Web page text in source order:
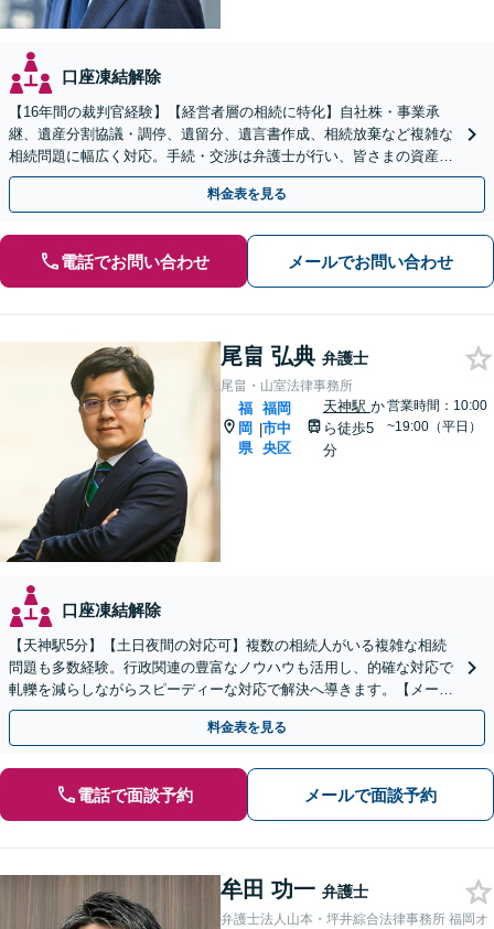
口座凍結解除
【16年間の裁判官経験】【経営者層の相続に特化】自社株・事業承
継、遺産分割協議・調停、遺留分、遺言書作成、相続放棄など複雑な
相続問題に幅広く対応。手続・交渉は弁護士が行い、皆さまの資産と
会社、ご家族の安心を守ります。
料金表を見る
電話でお問い合わせ メールでお問い合わせ
尾畠 弘典 弁護士
尾畠・山室法律事務所
福
岡
県
|
福岡
市中
央区
天神駅 か
ら徒歩5
分
営業時間：10:00
~19:00（平日）
口座凍結解除
【天神駅5分】【土日夜間の対応可】複数の相続人がいる複雑な相続
問題も多数経験。行政関連の豊富なノウハウも活用し、的確な対応で
軋轢を減らしながらスピーディーな対応で解決へ導きます。【メール
／オンライン相談可】
料金表を見る
電話で面談予約 メールで面談予約
牟田 功一 弁護士
弁護士法人山本・坪井綜合法律事務所 福岡オ